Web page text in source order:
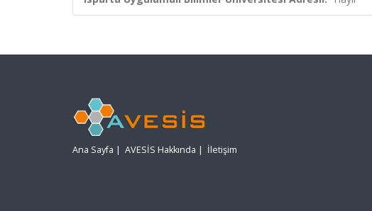
Ana Sayfa | AVESİS Hakkında | İletişim